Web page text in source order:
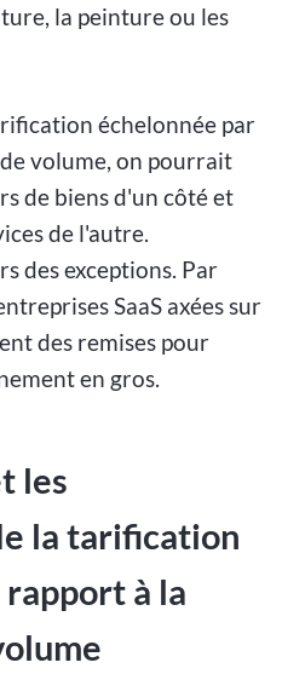
la peinture ou les
échelonnée par
volume, on pourrait
de biens d'un côté et
de l'autre.
des exceptions. Par
SaaS axées sur
des remises pour
en gros.
les
la tarification
à la